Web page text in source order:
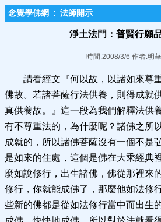
念覺學佛網 : 法師開示
淨土法門：普賢行願
時間:2008/3/6 作者:明
請看經文『何以故，以諸如來尊
佛故。若諸菩薩行法供養，則得成就
真供養故。』這一段為我們解釋法供
有不尊重法的，為什麼呢？諸佛之所
成就的，所以諸佛菩薩沒有一個不是
是如來的住處，這個是佛在大乘經典
麼如說修行，出生諸佛，佛從那裡來
修行，你就能成佛了，那麼他如法修
些新的佛都是從如法修行當中而出生